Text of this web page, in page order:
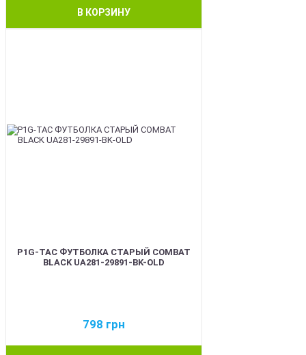
В КОРЗИНУ
P1G-TAC ФУТБОЛКА СТАРЫЙ COMBAT
BLACK UA281-29891-BK-OLD
798 грн